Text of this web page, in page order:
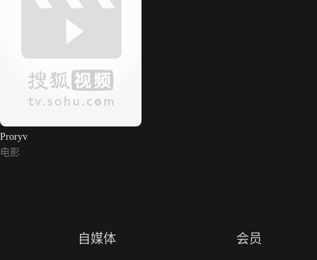
Proryv
电影
自媒体 会员